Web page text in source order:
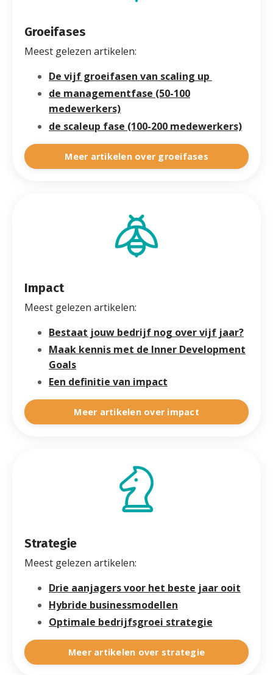
Groeifases
Meest gelezen artikelen:
De vijf groeifasen van scaling up
de managementfase (50-100
medewerkers)
de scaleup fase (100-200 medewerkers)
Meer artikelen over groeifases
Impact
Meest gelezen artikelen:
Bestaat jouw bedrijf nog over vijf jaar?
Maak kennis met de Inner Development
Goals
Een definitie van impact
Meer artikelen over impact
Strategie
Meest gelezen artikelen:
Drie aanjagers voor het beste jaar ooit
Hybride businessmodellen
Optimale bedrijfsgroei strategie
Meer artikelen over strategie